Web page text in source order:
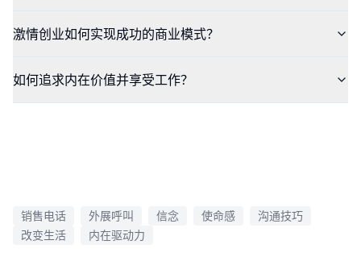
激情创业如何实现成功的商业模式？
如何追求内在价值并享受工作？
销售电话 外展呼叫 信念 使命感
沟通技巧
改变生活
内在驱动力